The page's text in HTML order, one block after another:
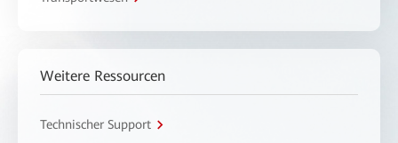
Weitere Ressourcen
Technischer Support